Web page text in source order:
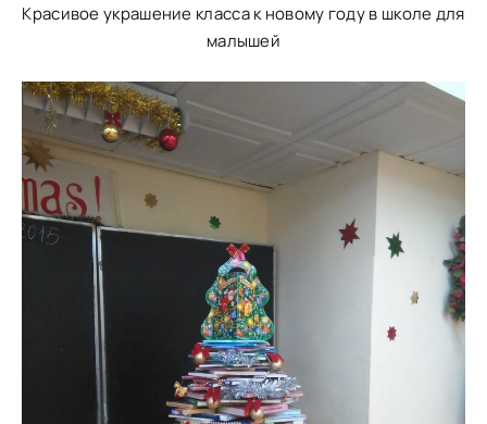
Красивое украшение класса к новому году в школе для
малышей